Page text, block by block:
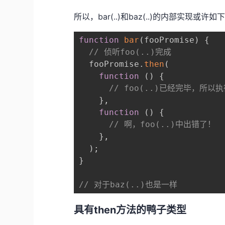
所以，bar(..)和baz(..)的内部实现或许如下
function bar ( fooPromise )
{
// 侦听foo(..)完成
  fooPromise
. then (
function
( )
{
// foo(..)已经完毕，所以
} ,
function
( )
{
// 啊，foo(..)中出错了！
} ,
) ;
}
// 对于baz(..)也是一样
具有then方法的鸭子类型